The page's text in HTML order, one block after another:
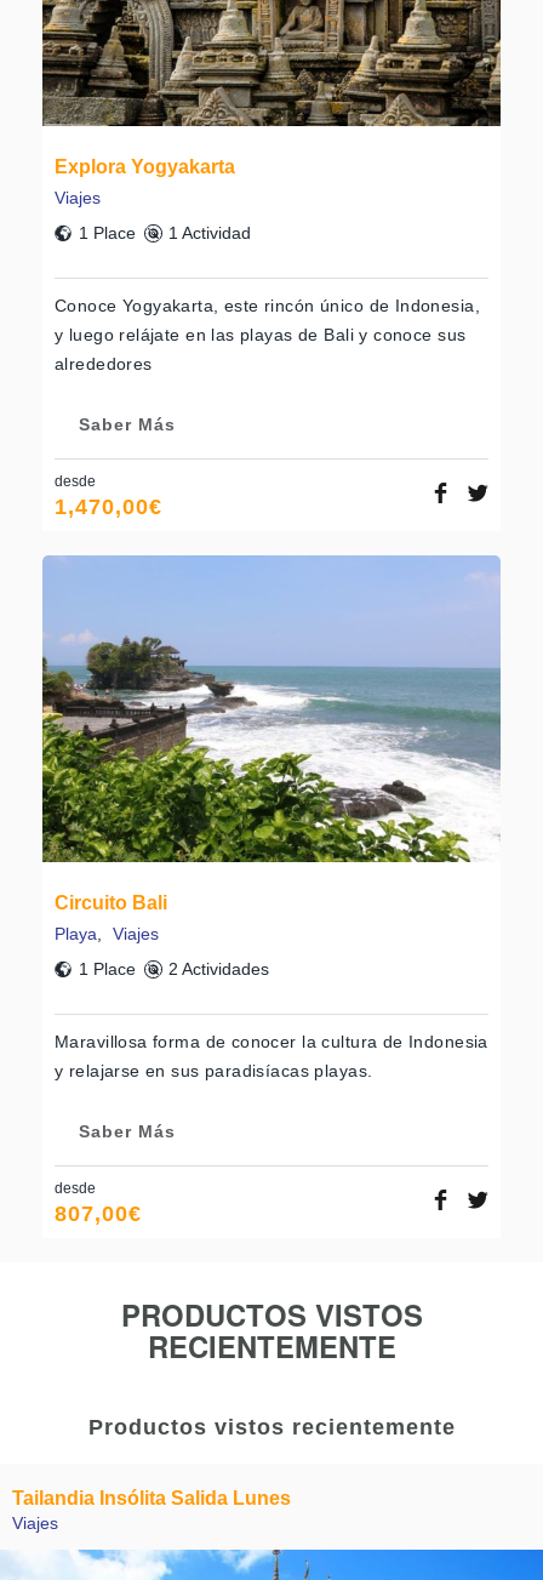
Explora Yogyakarta
Viajes
1 Place
1 Actividad
Conoce Yogyakarta, este rincón único de Indonesia,
y luego relájate en las playas de Bali y conoce sus
alrededores
Saber Más
desde
1,470,00€
Circuito Bali
Playa
Viajes
1 Place
2 Actividades
Maravillosa forma de conocer la cultura de Indonesia
y relajarse en sus paradisíacas playas.
Saber Más
desde
807,00€
PRODUCTOS VISTOS
RECIENTEMENTE
Productos vistos recientemente
Tailandia Insólita Salida Lunes
Viajes